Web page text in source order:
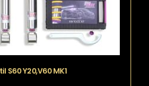
Y20,V60 MK1